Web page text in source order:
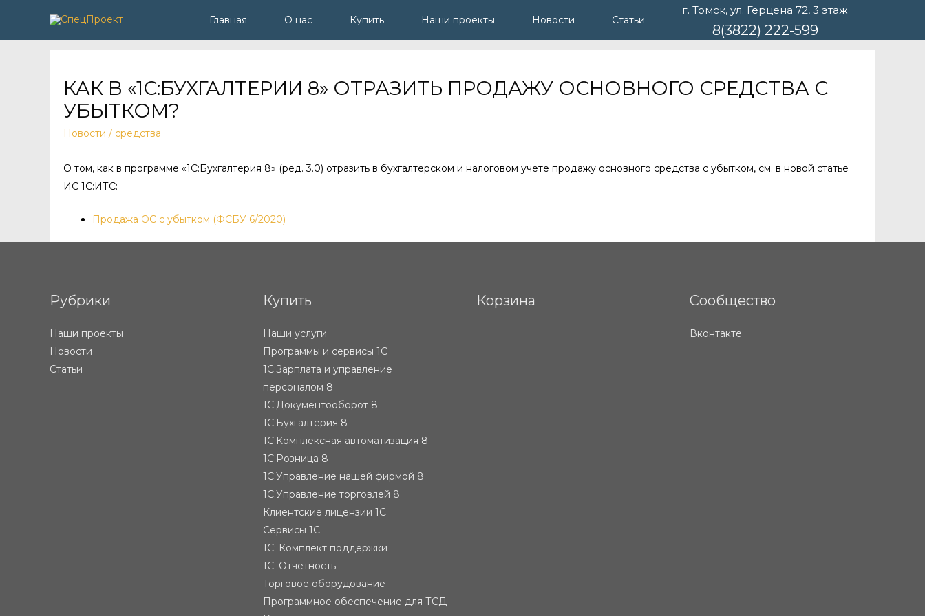
Главная О нас Купить Наши проекты Новости Статьи
г. Томск, ул. Герцена 72, 3 этаж
8(3822) 222-599
КАК В «1С:БУХГАЛТЕРИИ 8» ОТРАЗИТЬ ПРОДАЖУ ОСНОВНОГО СРЕДСТВА С
УБЫТКОМ?
Новости / средства
О том, как в программе «1С:Бухгалтерия 8» (ред. 3.0) отразить в бухгалтерском и налоговом учете продажу основного средства с убытком, см. в новой статье
ИС 1С:ИТС:
Продажа ОС с убытком (ФСБУ 6/2020)
Рубрики
Наши проекты
Новости
Статьи
Купить
Наши услуги
Программы и сервисы 1С
1С:Зарплата и управление
персоналом 8
1С:Документооборот 8
1С:Бухгалтерия 8
1С:Комплексная автоматизация 8
1С:Розница 8
1С:Управление нашей фирмой 8
1С:Управление торговлей 8
Клиентские лицензии 1С
Сервисы 1С
1С: Комплект поддержки
1С: Отчетность
Торговое оборудование
Программное обеспечение для ТСД
Корзина Сообщество
Вконтакте